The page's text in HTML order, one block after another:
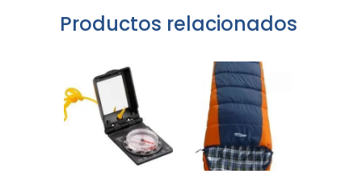
Productos relacionados